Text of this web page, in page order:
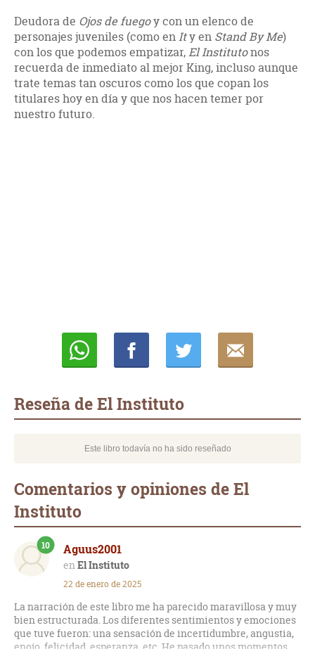
Deudora de Ojos de fuegoy con un elenco de
personajes juveniles (como enIty en Stand By Me)
con los que podemos empatizar,El Institutonos
recuerda de inmediato al mejor King, incluso aunque
trate temas tan oscuros como los que copan los
titulares hoy en día y que nos hacen temer por
nuestro futuro.
Reseña de El Instituto
Este libro todavía no ha sido reseñado
Comentarios y opiniones de El
Instituto
Aguus2001
El Instituto
10
22 de enero de 2025
La narración de este libro me ha parecido maravillosa y muy
bien estructurada. Los diferentes sentimientos y emociones
que tuve fueron: una sensación de incertidumbre, angustia,